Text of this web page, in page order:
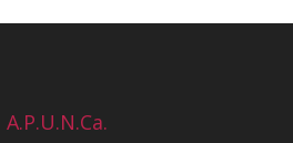
A.P.U.N.Ca.